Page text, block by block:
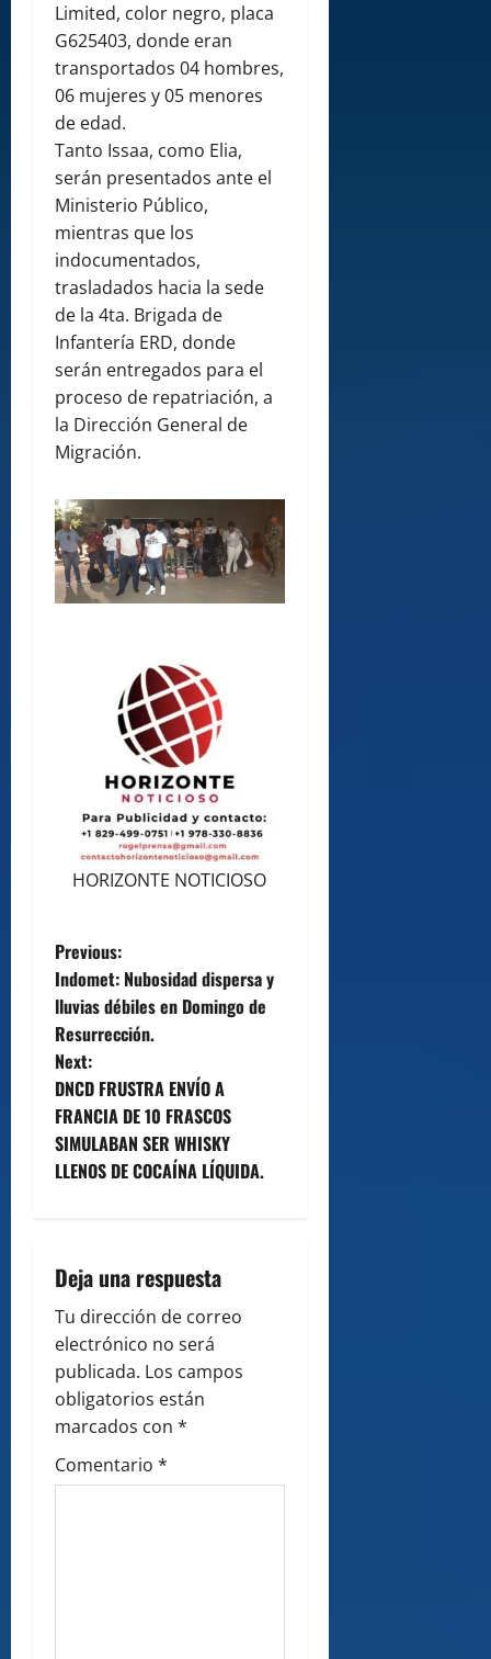
Limited, color negro, placa
G625403, donde eran
transportados 04 hombres,
06 mujeres y 05 menores
de edad.
Tanto Issaa, como Elia,
serán presentados ante el
Ministerio Público,
mientras que los
indocumentados,
trasladados hacia la sede
de la 4ta. Brigada de
Infantería ERD, donde
serán entregados para el
proceso de repatriación, a
la Dirección General de
Migración.
HORIZONTE NOTICIOSO
P
o
s
t
n
a
i
g
a
t
i
Previous:
Indomet: Nubosidad dispersa y
lluvias débiles en Domingo de
Resurrección.
Next:
DNCD FRUSTRA ENVÍO A
FRANCIA DE 10 FRASCOS
SIMULABAN SER WHISKY
LLENOS DE COCAÍNA LÍQUIDA.
Deja una respuesta
Tu dirección de correo
electrónico no será
publicada. Los campos
obligatorios están
marcados con *
Comentario *